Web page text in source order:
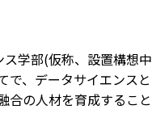
学部(仮称、設置構想
、データサイエンス
の人材を育成するこ